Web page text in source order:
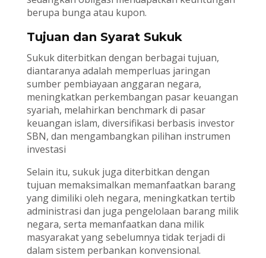
berupa bunga atau kupon.
Tujuan dan Syarat Sukuk
Sukuk diterbitkan dengan berbagai tujuan,
diantaranya adalah memperluas jaringan
sumber pembiayaan anggaran negara,
meningkatkan perkembangan pasar keuangan
syariah, melahirkan benchmark di pasar
keuangan islam, diversifikasi berbasis investor
SBN, dan mengambangkan pilihan instrumen
investasi
Selain itu, sukuk juga diterbitkan dengan
tujuan memaksimalkan memanfaatkan barang
yang dimiliki oleh negara, meningkatkan tertib
administrasi dan juga pengelolaan barang milik
negara, serta memanfaatkan dana milik
masyarakat yang sebelumnya tidak terjadi di
dalam sistem perbankan konvensional.